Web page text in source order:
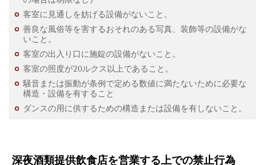
客室に見通しを妨げる設備がないこと。
善良な風俗等を害するおそれのある写真、装飾等の設備がな
いこと。
客室の出入り口に施錠の設備がないこと。
客室の照度が20ルクス以上であること。
騒音または振動が条例で定める数値に満たないために必要な
構造・設備を有すること
ダンスの用に供するための構造または設備を有しないこと。
深夜酒類提供飲食店を営業する上での禁止行為